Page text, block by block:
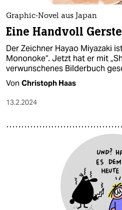
Graphic-Novel aus Japan
Eine Handvoll
Der Zeichner Hayao Miyazaki
Mononoke“. Jetzt hat er mit
verwunschenes Bilderbuch
Von Christoph Haas
13.2.2024